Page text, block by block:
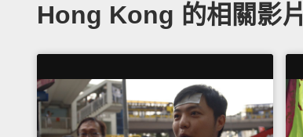
Hong Kong 的相關影片